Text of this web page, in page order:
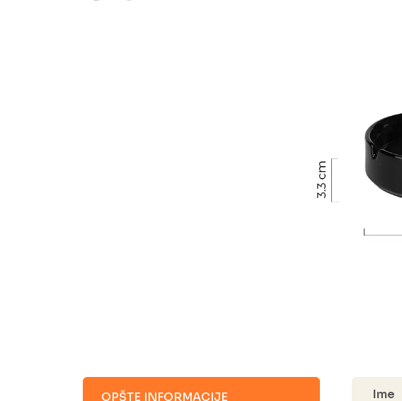
OPŠTE INFORMACIJE Ime